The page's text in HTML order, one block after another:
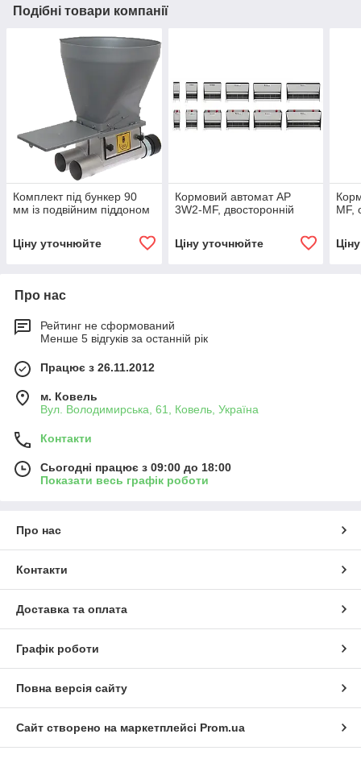
Подібні товари компанії
Комплект під бункер 90
мм із подвійним піддоном
Ціну уточнюйте
Кормовий автомат AP
3W2-MF, двосторонній
Ціну уточнюйте
MF,
Про нас
Рейтинг не сформований
Менше 5 відгуків за останній рік
Працює з 26.11.2012
м. Ковель
Вул. Володимирська, 61, Ковель, Україна
Контакти
Сьогодні працює з 09:00 до 18:00
Показати весь графік роботи
Про нас
Контакти
Доставка та оплата
Графік роботи
Повна версія сайту
Сайт створено на маркетплейсі Prom.ua